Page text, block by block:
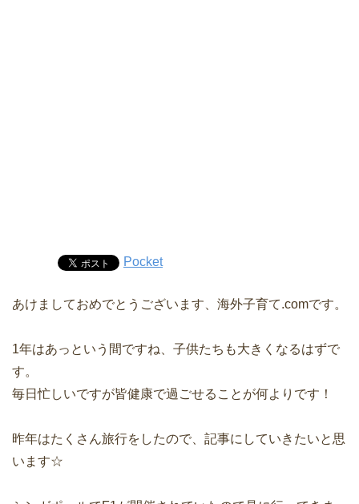
Pocket
あけましておめでとうございます、海外子育て.comです。
1年はあっという間ですね、子供たちも大きくなるはずで
す。
毎日忙しいですが皆健康で過ごせることが何よりです！
昨年はたくさん旅行をしたので、記事にしていきたいと思
います☆